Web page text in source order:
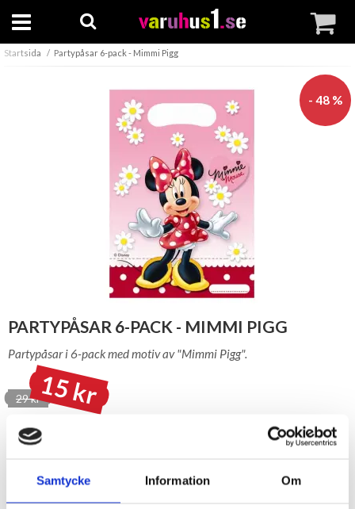
Samtycke Information Om
Startsida Partypåsar 6-pack - Mimmi Pigg
- 48 %
PARTYPÅSAR 6-PACK - MIMMI PIGG
Partypåsar i 6-pack med motiv av "Mimmi Pigg".
29 kr15 kr
LAGER I SVERIGE, SNABB LEVERANS ÖPPET KÖP I 30 DAGAR
Tillfälligt Slut